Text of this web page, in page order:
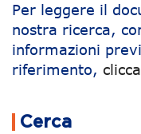
Per leggere il
nostra ricerca,
informazioni
riferimento,
Cerca